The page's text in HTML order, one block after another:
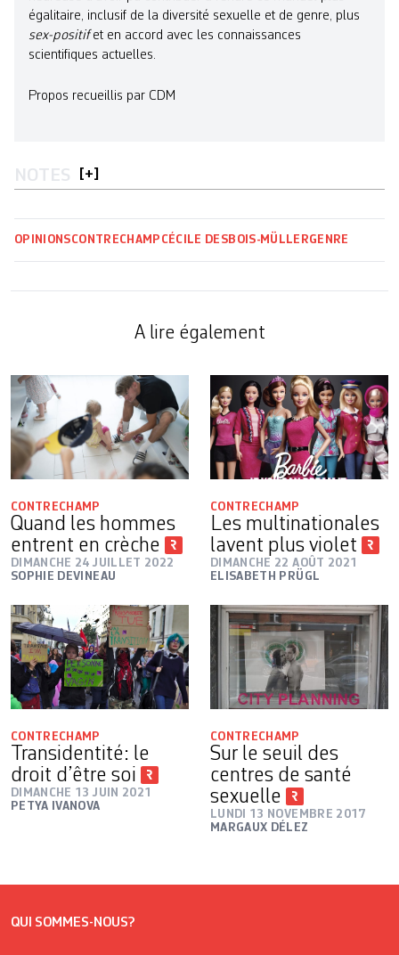
égalitaire, inclusif de la diversité sexuelle et de genre, plus
sex-positifet en accord avec les connaissances
scientifiques actuelles.
Propos recueillis par CDM
NOTES [+]
OPINIONSCONTRECHAMP CÉCILE DESBOIS-MÜLLERGENRE
A lire également
CONTRECHAMP
Quand les hommes
entrent en crèche
DIMANCHE 24 JUILLET 2022
SOPHIE DEVINEAU
CONTRECHAMP
Les multinationales
lavent plus violet
DIMANCHE 22 AOÛT 2021
ELISABETH PRÜGL
CONTRECHAMP
Transidentité: le
droit d’être soi
DIMANCHE 13 JUIN 2021
PETYA IVANOVA
CONTRECHAMP
Sur le seuil des
centres de santé
sexuelle
LUNDI 13 NOVEMBRE 2017
MARGAUX DÉLEZ
QUI SOMMES-NOUS?